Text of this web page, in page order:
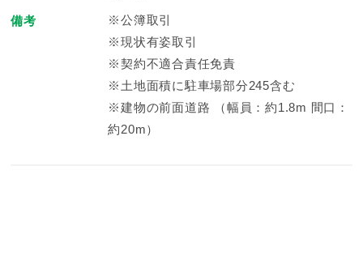
備考
※公簿取引
※現状有姿取引
※契約不適合責任免責
※土地面積に駐車場部分245含む
※建物の前面道路 （幅員：約1.8m 間口：
約20m）